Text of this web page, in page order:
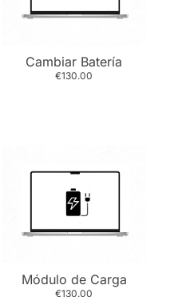
Cambiar Batería
€130.00
Módulo de Carga
€130.00